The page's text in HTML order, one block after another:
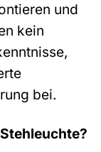
und
kein
bei.